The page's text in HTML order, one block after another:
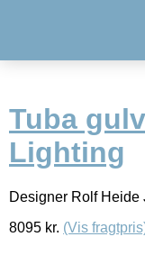
Tuba
Lighting
Designer Rolf Heide
8095 kr. (Vis